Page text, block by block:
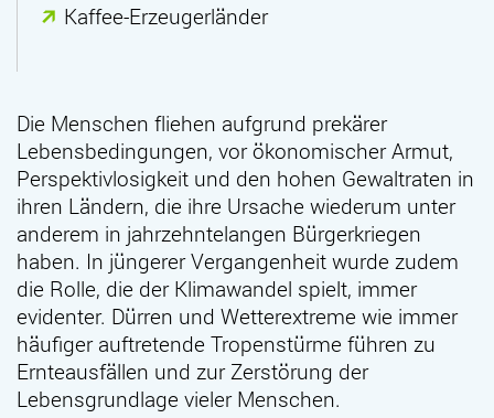
Kaffee-Erzeugerländer
Die Menschen fliehen aufgrund prekärer
Lebensbedingungen, vor ökonomischer Armut,
Perspektivlosigkeit und den hohen Gewaltraten in
ihren Ländern, die ihre Ursache wiederum unter
anderem in jahrzehntelangen Bürgerkriegen
haben. In jüngerer Vergangenheit wurde zudem
die Rolle, die der Klimawandel spielt, immer
evidenter. Dürren und Wetterextreme wie immer
häufiger auftretende Tropenstürme führen zu
Ernteausfällen und zur Zerstörung der
Lebensgrundlage vieler Menschen.